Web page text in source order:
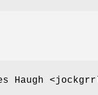
Haugh